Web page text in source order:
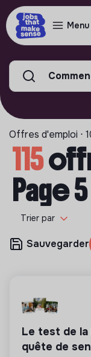
Menu
Offres d'emploi ⋅
115
Page 5
Trier par
Sauvegarder
Le test de
quête de